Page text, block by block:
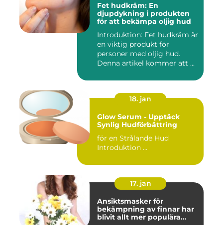
Fet hudkräm: En
djupdykning i produkten
för att bekämpa oljig hud
Introduktion: Fet hudkräm är
en viktig produkt för
personer med oljig hud.
Denna artikel kommer att ...
18. jan
Glow Serum - Upptäck
Synlig Hudförbättring
för en Strålande Hud
Introduktion ...
17. jan
Ansiktsmasker för
bekämpning av finnar har
blivit allt mer populära